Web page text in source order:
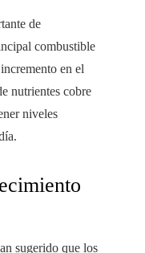
de
combustible
en el
nutrientes cobre
niveles
sugerido que los